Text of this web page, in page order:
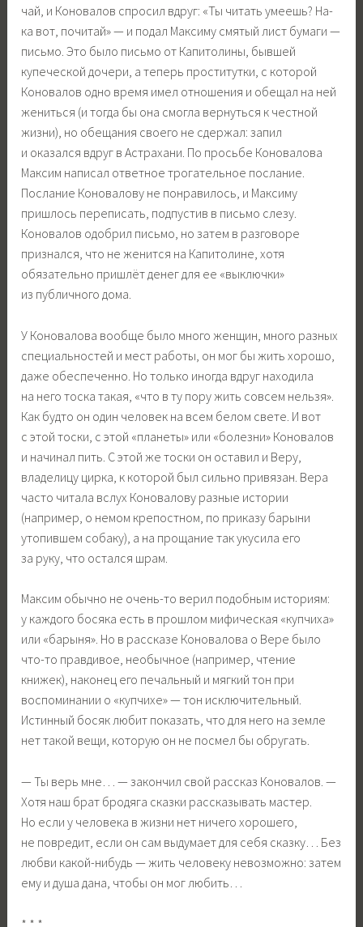
чай, и Коновалов спросил вдруг: «Ты читать умеешь? На-
ка вот, почитай» — и подал Максиму смятый лист бумаги —
письмо. Это было письмо от Капитолины, бывшей
купеческой дочери, а теперь проститутки, с которой
Коновалов одно время имел отношения и обещал на ней
жениться (и тогда бы она смогла вернуться к честной
жизни), но обещания своего не сдержал: запил
и оказался вдруг в Астрахани. По просьбе Коновалова
Максим написал ответное трогательное послание.
Послание Коновалову не понравилось, и Максиму
пришлось переписать, подпустив в письмо слезу.
Коновалов одобрил письмо, но затем в разговоре
признался, что не женится на Капитолине, хотя
обязательно пришлёт денег для ее «выключки»
из публичного дома.
У Коновалова вообще было много женщин, много разных
специальностей и мест работы, он мог бы жить хорошо,
даже обеспеченно. Но только иногда вдруг находила
на него тоска такая, «что в ту пору жить совсем нельзя».
Как будто он один человек на всем белом свете. И вот
с этой тоски, с этой «планеты» или «болезни» Коновалов
и начинал пить. С этой же тоски он оставил и Веру,
владелицу цирка, к которой был сильно привязан. Вера
часто читала вслух Коновалову разные истории
(например, о немом крепостном, по приказу барыни
утопившем собаку), а на прощание так укусила его
за руку, что остался шрам.
Максим обычно не очень-то верил подобным историям:
у каждого босяка есть в прошлом мифическая «купчиха»
или «барыня». Но в рассказе Коновалова о Вере было
что-то правдивое, необычное (например, чтение
книжек), наконец его печальный и мягкий тон при
воспоминании о «купчихе» — тон исключительный.
Истинный босяк любит показать, что для него на земле
нет такой вещи, которую он не посмел бы обругать.
— Ты верь мне… — закончил свой рассказ Коновалов. —
Хотя наш брат бродяга сказки рассказывать мастер.
Но если у человека в жизни нет ничего хорошего,
не повредит, если он сам выдумает для себя сказку… Без
любви какой-нибудь — жить человеку невозможно: затем
ему и душа дана, чтобы он мог любить…
* * *